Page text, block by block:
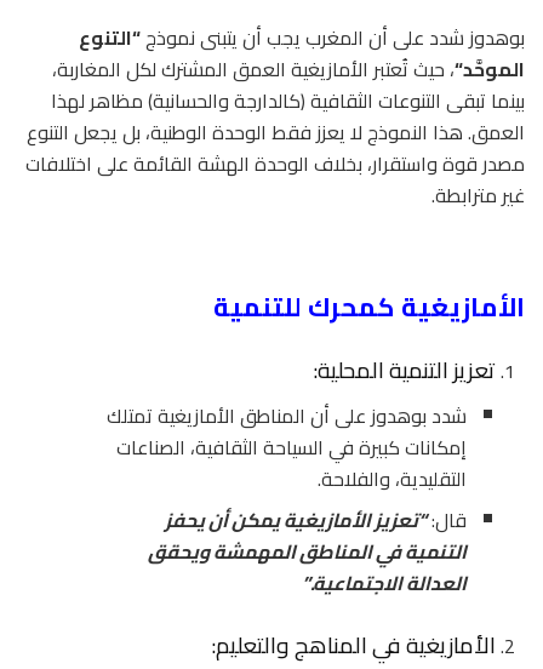
بوهدوز شدد على أن المغرب يجب أن يتبنى نموذج“التنوع
الموحَّد“، حيث تُعتبر الأمازيغية العمق المشترك لكل المغاربة،
بينما تبقى التنوعات الثقافية (كالدارجة والحسانية) مظاهر لهذا
العمق. هذا النموذج لا يعزز فقط الوحدة الوطنية، بل يجعل التنوع
مصدر قوة واستقرار، بخلاف الوحدة الهشة القائمة على اختلافات
غير مترابطة.
الأمازيغية كمحرك للتنمية
تعزيز التنمية المحلية:
شدد بوهدوز على أن المناطق الأمازيغية تمتلك
إمكانات كبيرة في السياحة الثقافية، الصناعات
التقليدية، والفلاحة.
قال:“تعزيز الأمازيغية يمكن أن يحفز
التنمية في المناطق المهمشة ويحقق
العدالة الاجتماعية.”
الأمازيغية في المناهج والتعليم: